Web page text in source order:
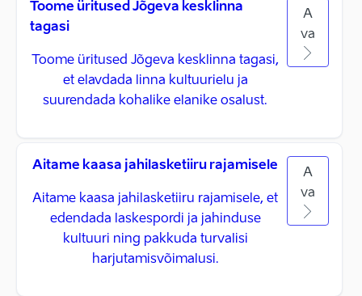
Toome üritused Jõgeva kesklinna
tagasi
Toome üritused Jõgeva kesklinna tagasi,
et elavdada linna kultuurielu ja
suurendada kohalike elanike osalust.
A
va
Aitame kaasa jahilasketiiru rajamisele
Aitame kaasa jahilasketiiru rajamisele, et
edendada laskespordi ja jahinduse
kultuuri ning pakkuda turvalisi
harjutamisvõimalusi.
A
va